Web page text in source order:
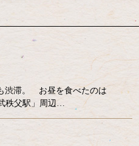
渋滞。 お昼を食べたのは
秩父駅」周辺…